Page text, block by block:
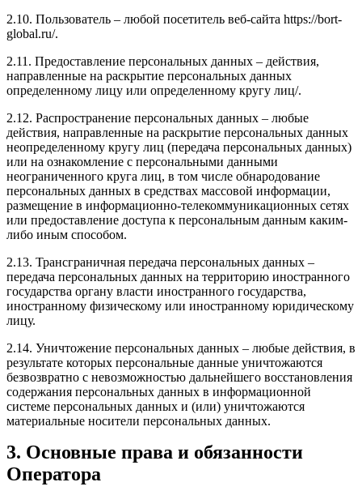
2.10. Пользователь – любой посетитель веб-сайта https://bort-
global.ru/.
2.11. Предоставление персональных данных – действия,
направленные на раскрытие персональных данных
определенному лицу или определенному кругу лиц/.
2.12. Распространение персональных данных – любые
действия, направленные на раскрытие персональных данных
неопределенному кругу лиц (передача персональных данных)
или на ознакомление с персональными данными
неограниченного круга лиц, в том числе обнародование
персональных данных в средствах массовой информации,
размещение в информационно-телекоммуникационных сетях
или предоставление доступа к персональным данным каким-
либо иным способом.
2.13. Трансграничная передача персональных данных –
передача персональных данных на территорию иностранного
государства органу власти иностранного государства,
иностранному физическому или иностранному юридическому
лицу.
2.14. Уничтожение персональных данных – любые действия, в
результате которых персональные данные уничтожаются
безвозвратно с невозможностью дальнейшего восстановления
содержания персональных данных в информационной
системе персональных данных и (или) уничтожаются
материальные носители персональных данных.
3. Основные права и обязанности
Оператора